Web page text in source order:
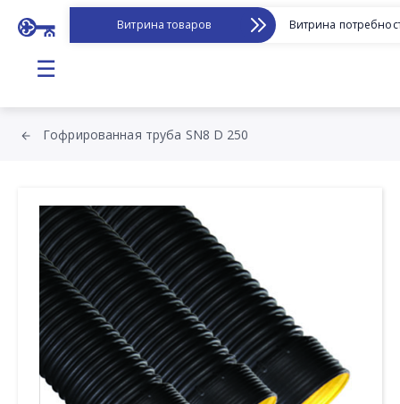
Витрина товаров Витрина
☰
Гофрированная труба SN8 D 250